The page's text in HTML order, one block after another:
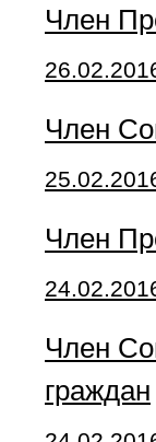
Член
Член
Член
Член
граждан